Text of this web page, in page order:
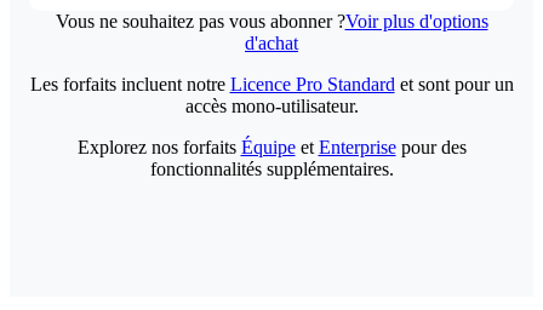
Vous ne souhaitez pas vous abonner ?Voir plus d'options
d'achat
Les forfaits incluent notre Licence Pro Standard et sont pour un
accès mono-utilisateur.
Explorez nos forfaits Équipeet Enterprisepour des
fonctionnalités supplémentaires.